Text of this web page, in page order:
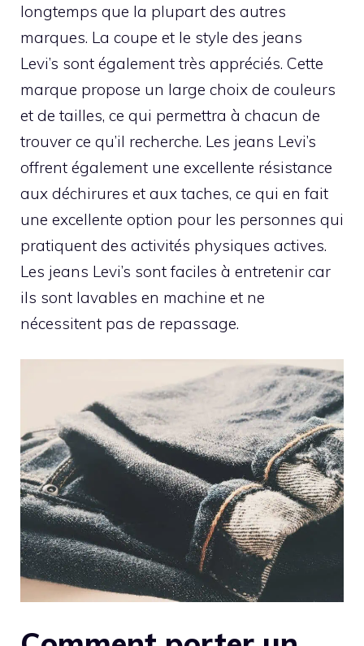
longtemps que la plupart des autres
marques. La coupe et le style des jeans
Levi’s sont également très appréciés. Cette
marque propose un large choix de couleurs
et de tailles, ce qui permettra à chacun de
trouver ce qu’il recherche. Les jeans Levi’s
offrent également une excellente résistance
aux déchirures et aux taches, ce qui en fait
une excellente option pour les personnes qui
pratiquent des activités physiques actives.
Les jeans Levi’s sont faciles à entretenir car
ils sont lavables en machine et ne
nécessitent pas de repassage.